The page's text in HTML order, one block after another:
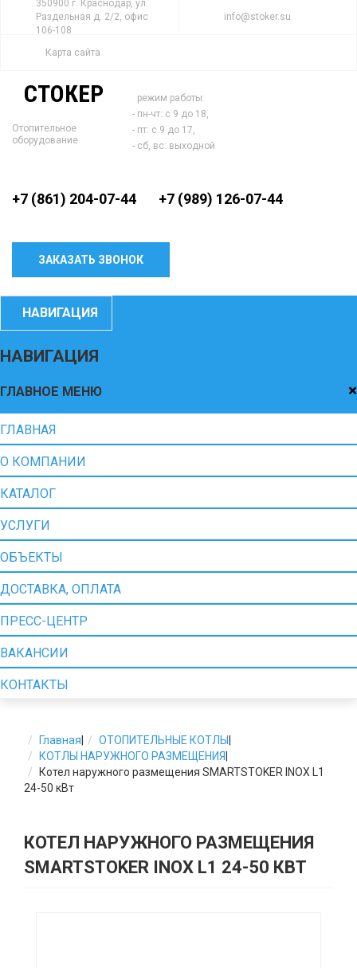
350900 г. Краснодар, ул.
Раздельная д. 2/2, офис
106-108
info@stoker.su
Карта сайта
СТОКЕР
Отопительное
оборудование
режим работы:
- пн-чт: с 9 до 18,
- пт: с 9 до 17,
- сб, вс: выходной
+7 (861) 204-07-44 +7 (989) 126-07-44
ЗАКАЗАТЬ ЗВОНОК
НАВИГАЦИЯ
НАВИГАЦИЯ
×
ГЛАВНОЕ МЕНЮ
ГЛАВНАЯ
О КОМПАНИИ
КАТАЛОГ
УСЛУГИ
ОБЪЕКТЫ
ДОСТАВКА, ОПЛАТА
ПРЕСС-ЦЕНТР
ВАКАНСИИ
КОНТАКТЫ
Главная ОТОПИТЕЛЬНЫЕ КОТЛЫ
КОТЛЫ НАРУЖНОГО РАЗМЕЩЕНИЯ
Котел наружного размещения SMARTSTOKER INOX L1
24-50 кВт
КОТЕЛ НАРУЖНОГО РАЗМЕЩЕНИЯ
SMARTSTOKER INOX L1 24-50 КВТ